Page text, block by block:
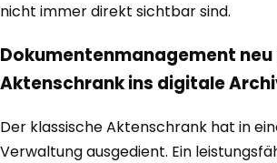
nicht immer direkt sichtbar sind.
Dokumentenmanagement
Aktenschrank ins digitale
Der klassische Aktenschrank hat in
Verwaltung ausgedient. Ein